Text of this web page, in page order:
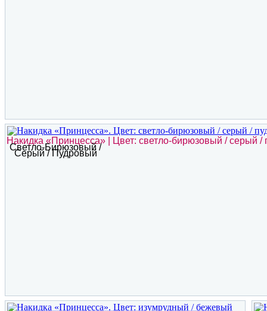
Накидка «Принцесса» | Цвет: светло-бирюзовый / серый /
Светло-Бирюзовый /
Серый / Пудровый